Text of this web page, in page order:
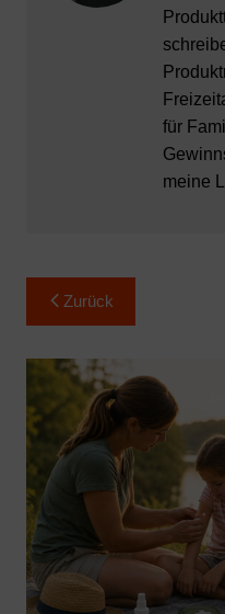
für
meine
Zurück